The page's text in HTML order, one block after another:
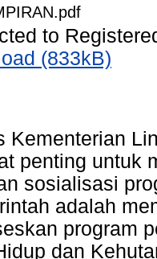
to
(833kB)
Kementerian
penting untuk
sosialisasi
adalah
program
dan